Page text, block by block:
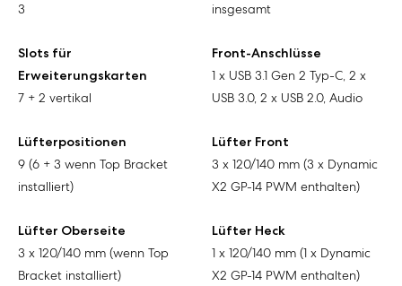
3
insgesamt
Slots für
Erweiterungskarten
7 + 2 vertikal
Front-Anschlüsse
1 x USB 3.1 Gen 2 Typ-C, 2 x
USB 3.0, 2 x USB 2.0, Audio
Lüfterpositionen
9 (6 + 3 wenn Top Bracket
installiert)
Lüfter Front
3 x 120/140 mm (3 x Dynamic
X2 GP-14 PWM enthalten)
Lüfter Oberseite
3 x 120/140 mm (wenn Top
Bracket installiert)
Lüfter Heck
1 x 120/140 mm (1 x Dynamic
X2 GP-14 PWM enthalten)